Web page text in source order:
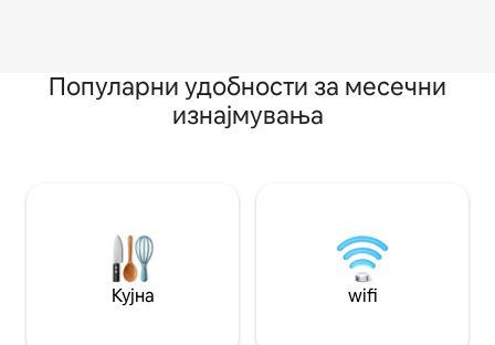
Популарни удобности за месечни
изнајмувања
Кујна wifi